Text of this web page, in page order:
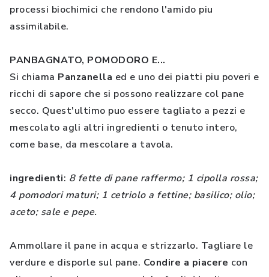
processi biochimici che rendono l'amido piu
assimilabile.
PANBAGNATO, POMODORO E...
Si chiama Panzanella ed e uno dei piatti piu poveri e
ricchi di sapore che si possono realizzare col pane
secco. Quest'ultimo puo essere tagliato a pezzi e
mescolato agli altri ingredienti o tenuto intero,
come base, da mescolare a tavola.
ingredienti: 8 fette di pane raffermo; 1 cipolla rossa;
4 pomodori maturi; 1 cetriolo a fettine; basilico; olio;
aceto; sale e pepe.
Ammollare il pane in acqua e strizzarlo. Tagliare le
verdure e disporle sul pane. Condire a piacere con